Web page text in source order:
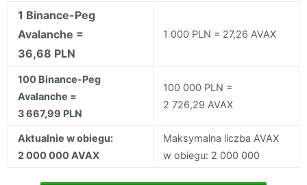
1 Binance-Peg
Avalanche =
36,68 PLN
1 000 PLN = 27,26 AVAX
100 Binance-Peg
Avalanche =
3 667,99 PLN
100 000 PLN =
2 726,29 AVAX
Aktualnie w obiegu:
2 000 000 AVAX
Maksymalna liczba AVAX
w obiegu: 2 000 000